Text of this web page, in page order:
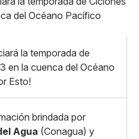
la temporada de
en la cuenca del Océano
Esto!
brindada por
Agua (Conagua) y